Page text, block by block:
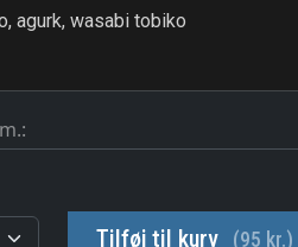
agurk, wasabi tobiko